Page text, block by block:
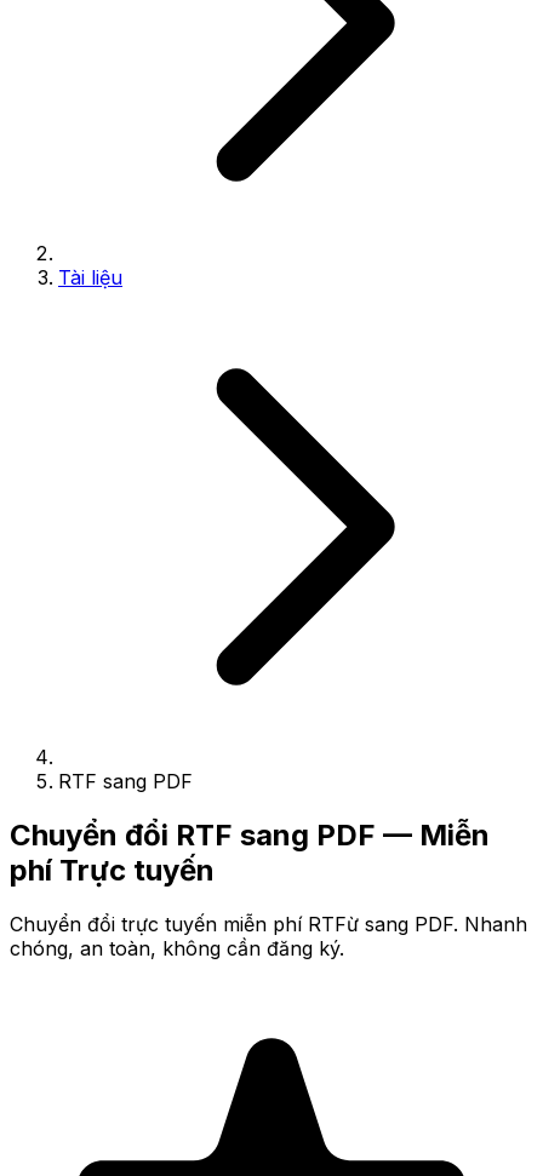
Tài liệu
RTF sang PDF
Chuyển đổi RTF sang PDF — Miễn
phí Trực tuyến
Chuyển đổi trực tuyến miễn phí RTFừ sang PDF. Nhanh
chóng, an toàn, không cần đăng ký.